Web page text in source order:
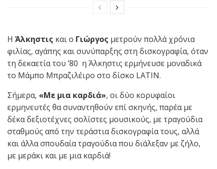
Η Άλκηστις και ο Γιώργος μετρούν πολλά χρόνια
φιλίας, αγάπης και συνύπαρξης στη δισκογραφία, όταν
τη δεκαετία του ’80 η Άλκηστις ερμήνευσε μοναδικά
το Μάμπο Μπραζιλέιρο στο δίσκο LATIN.
Σήμερα, «Με μια καρδιά», οι δύο κορυφαίοι
ερμηνευτές θα συναντηθούν επί σκηνής, παρέα με
δέκα δεξιοτέχνες σολίστες μουσικούς, με τραγούδια
σταθμούς από την τεράστια δισκογραφία τους, αλλά
και άλλα σπουδαία τραγούδια που διάλεξαν με ζήλο,
με μεράκι και με μια καρδιά!